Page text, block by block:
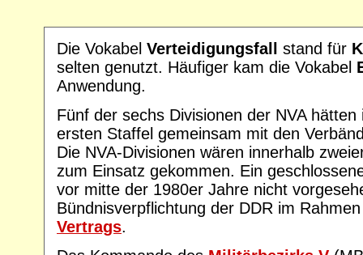
Die Vokabel Verteidigungsfall stand für
selten genutzt. Häufiger kam die Vokabel
Anwendung.
Fünf der sechs Divisionen der NVA
ersten Staffel gemeinsam mit den
Die NVA-Divisionen wären innerhalb
zum Einsatz gekommen. Ein
vor mitte der 1980er Jahre nicht
Bündnisverpflichtung der DDR im
Vertrags.